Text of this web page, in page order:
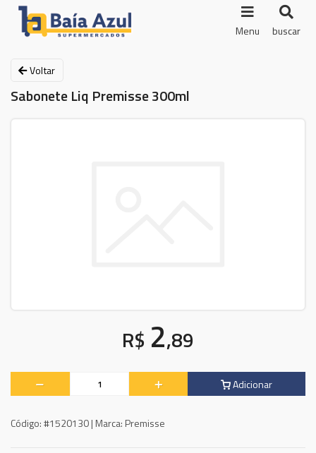
Menu buscar
Voltar
Sabonete Liq Premisse 300ml
R$ 2,89
Adicionar
Código:#1520130 | Marca: Premisse